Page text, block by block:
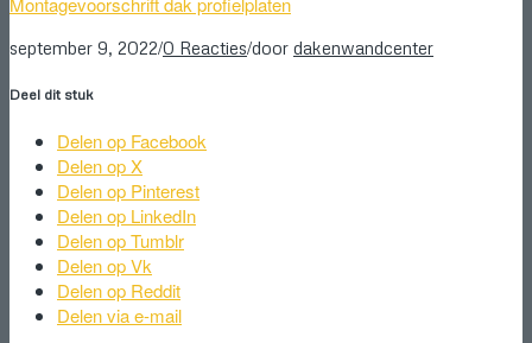
september 9, 2022/0 Reacties/door dakenwandcenter
Deel dit stuk
Delen op Facebook
Delen op X
Delen op Pinterest
Delen op LinkedIn
Delen op Tumblr
Delen op Vk
Delen op Reddit
Delen via e-mail